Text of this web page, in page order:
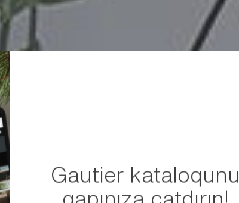
Gautier kataloqunu
qapınıza çatdırın!